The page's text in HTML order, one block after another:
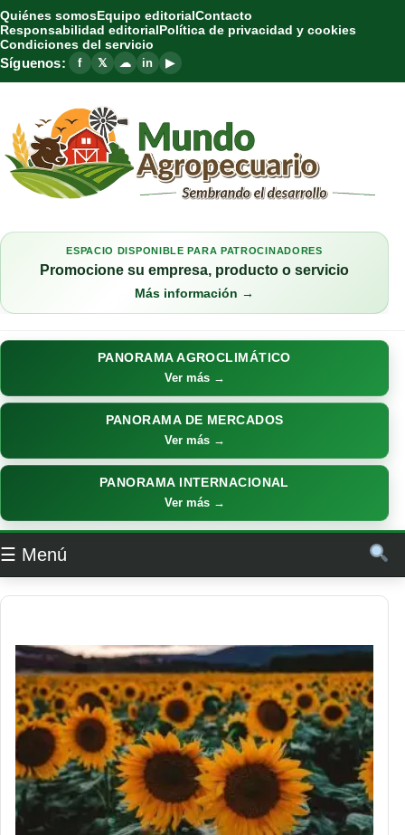
Quiénes somosEquipo editorialContacto
Responsabilidad editorialPolítica de privacidad y cookies
Condiciones del servicio
Síguenos: f 𝕏 ☁ in ▶
ESPACIO DISPONIBLE PARA PATROCINADORES
Promocione su empresa, producto o servicio
Más información →
PANORAMA AGROCLIMÁTICO
Ver más →
PANORAMA DE MERCADOS
Ver más →
PANORAMA INTERNACIONAL
Ver más →
☰ Menú